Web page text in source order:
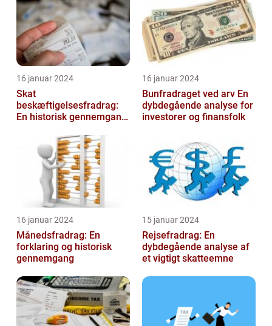
16 januar 2024
Skat
beskæftigelsesfradrag:
En historisk gennemgang
skattefritagelsesprogram
for inves...
16 januar 2024
Bunfradraget ved arv En
dybdegående analyse for
investorer og finansfolk
16 januar 2024
Månedsfradrag: En
forklaring og historisk
gennemgang
15 januar 2024
Rejsefradrag: En
dybdegående analyse af
et vigtigt skatteemne